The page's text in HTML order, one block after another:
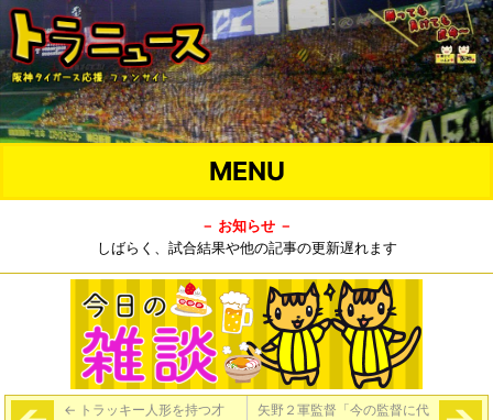
MENU
－ お知らせ －
しばらく、試合結果や他の記事の更新遅れます
← トラッキー人形を持つ才
矢野２軍監督「今の監督に代